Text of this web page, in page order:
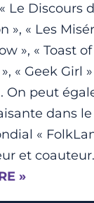
Le Discours
», « Les
», « Toast
« Geek Girl
On peut
dans
«
et coauteur.
»